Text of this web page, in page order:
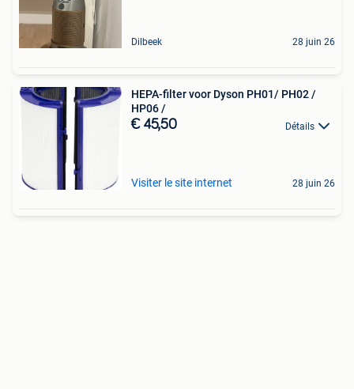
Dilbeek 28 juin 26
HEPA-filter voor Dyson PH01/ PH02 /
HP06 /
€ 45,50 Détails
Visiter le site internet 28 juin 26